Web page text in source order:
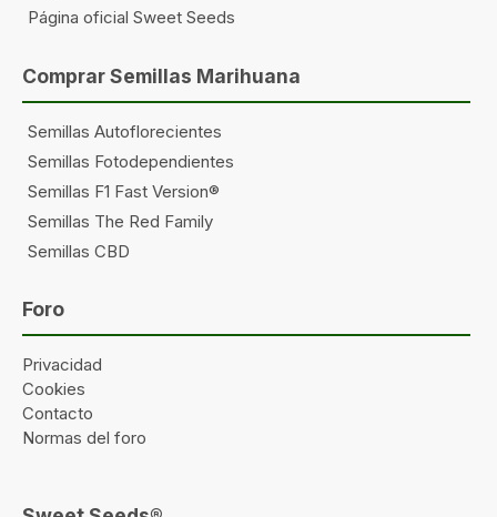
Página oficial Sweet Seeds
Comprar Semillas Marihuana
Semillas Autoflorecientes
Semillas Fotodependientes
Semillas F1 Fast Version®
Semillas The Red Family
Semillas CBD
Foro
Privacidad
Cookies
Contacto
Normas del foro